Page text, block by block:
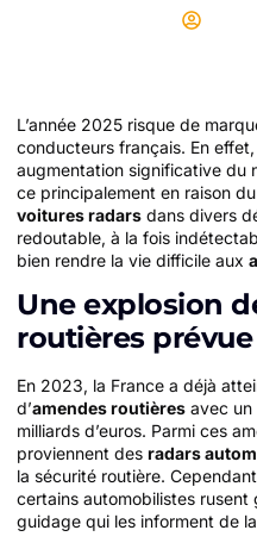
L’année 2025 risque de
conducteurs français. En
augmentation significative du
ce principalement en raison du
voitures radars dans divers
redoutable, à la fois
bien rendre la vie difficile aux
Une explosion
routières prévue
En 2023, la France a déjà
d’amendes routières avec un
milliards d’euros. Parmi ces
proviennent des radars
la sécurité routière.
certains automobilistes
guidage qui les informent de